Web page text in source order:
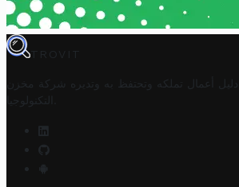
TROVIT
أعمال تملكه وتحتفظ به وتديره
شركة مخزن
التكنولوجيا